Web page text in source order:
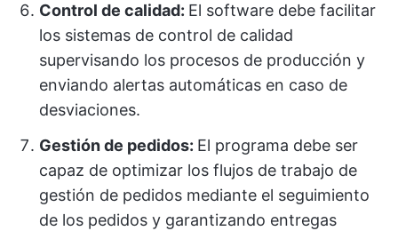
Control de calidad: El software debe facilitar
los sistemas de control de calidad
supervisando los procesos de producción y
enviando alertas automáticas en caso de
desviaciones.
Gestión de pedidos: El programa debe ser
capaz de optimizar los flujos de trabajo de
gestión de pedidos mediante el seguimiento
de los pedidos y garantizando entregas